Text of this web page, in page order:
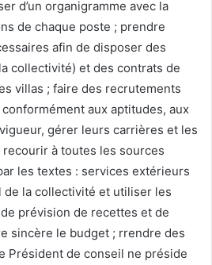
d’un organigramme avec la
de chaque poste ; prendre
afin de disposer des
collectivité) et des contrats de
villas ; faire des recrutements
aux aptitudes, aux
gérer leurs carrières et les
à toutes les sources
les textes : services extérieurs
de la collectivité et utiliser les
prévision de recettes et de
sincère le budget ; rrendre des
Président de conseil ne préside